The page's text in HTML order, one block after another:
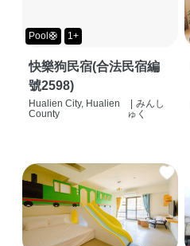
Pool🛟 1+
快樂狗民宿(合法民宿編
號2598)
Hualien City, Hualien
County
みんし
ゅく